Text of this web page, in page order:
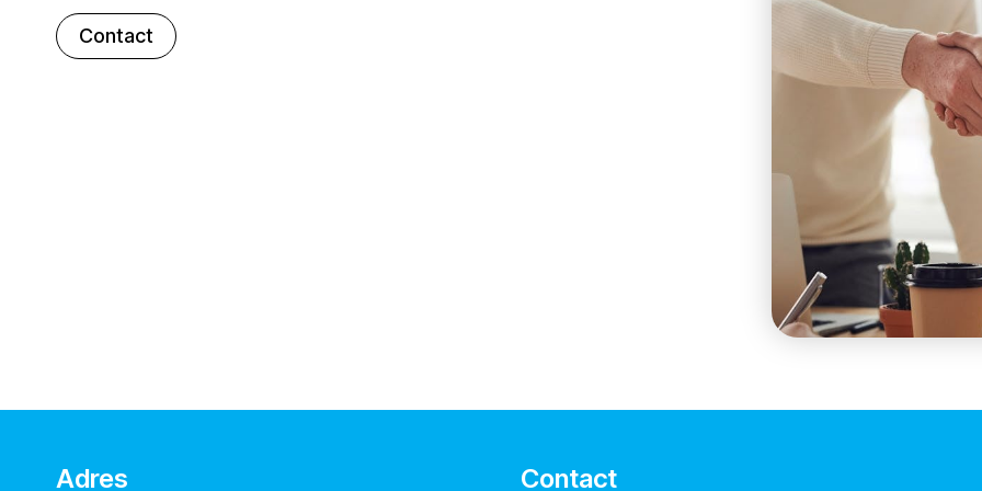
Contact
Adres Contact